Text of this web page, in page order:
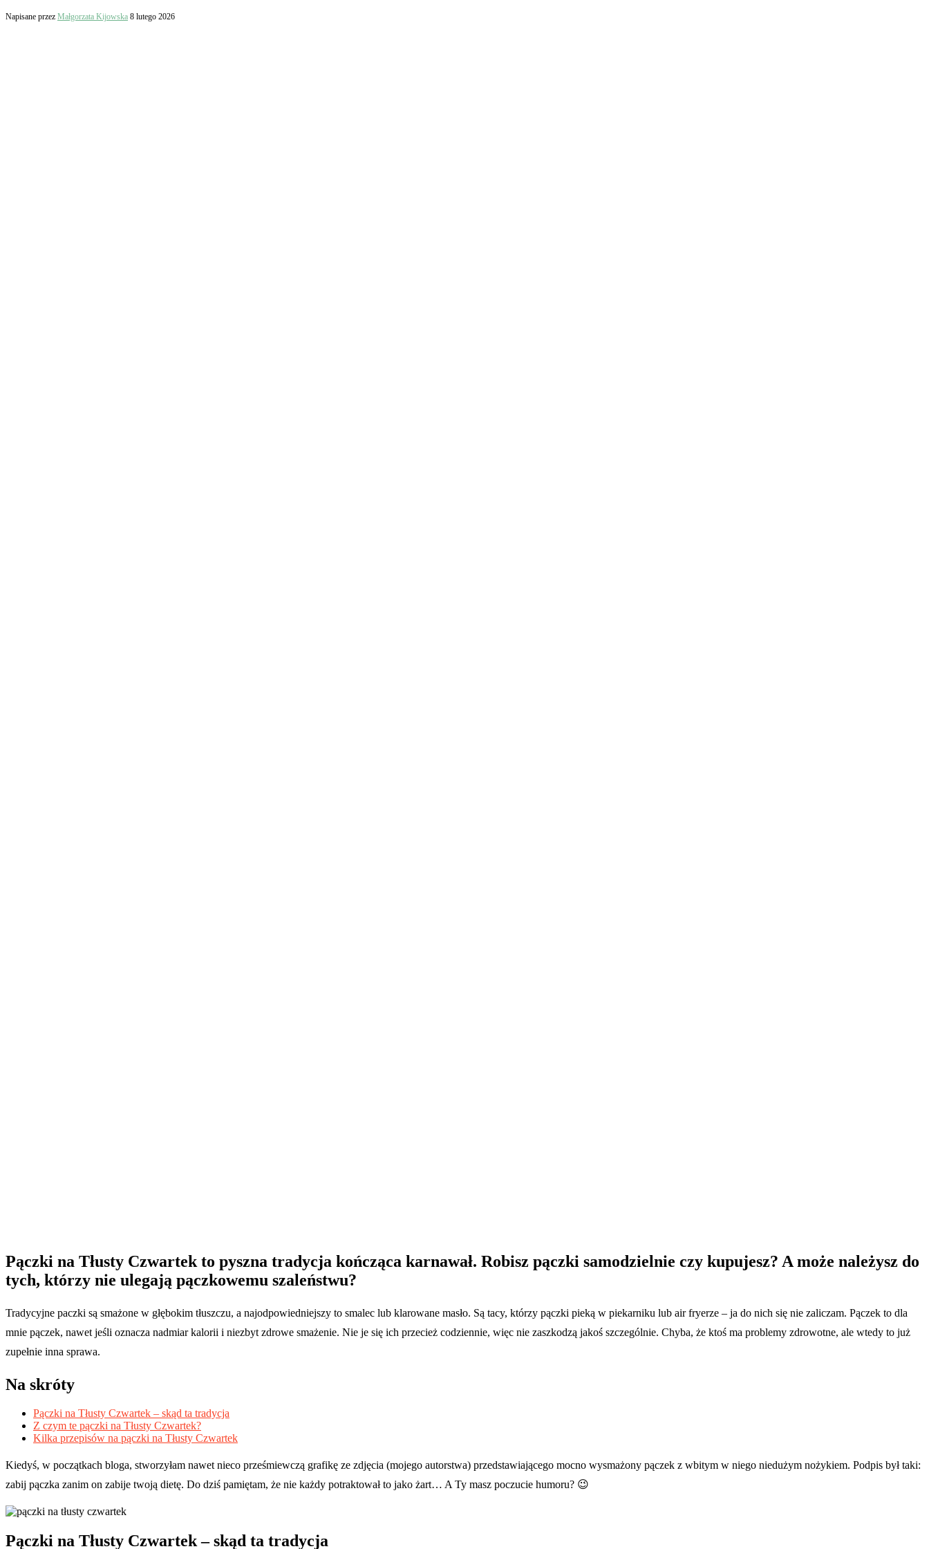
Napisane przez Małgorzata Kijowska 8 lutego 2026
Pączki na Tłusty Czwartek to pyszna tradycja kończąca karnawał. Robisz pączki samodzielnie czy kupujesz? A może należysz do
tych, którzy nie ulegają pączkowemu szaleństwu?
Tradycyjne paczki są smażone w głębokim tłuszczu, a najodpowiedniejszy to smalec lub klarowane masło. Są tacy, którzy pączki pieką w piekarniku lub air fryerze – ja do nich się nie zaliczam. Pączek to dla
mnie pączek, nawet jeśli oznacza nadmiar kalorii i niezbyt zdrowe smażenie. Nie je się ich przecież codziennie, więc nie zaszkodzą jakoś szczególnie. Chyba, że ktoś ma problemy zdrowotne, ale wtedy to już
zupełnie inna sprawa.
Na skróty
Pączki na Tłusty Czwartek – skąd ta tradycja
Z czym te pączki na Tłusty Czwartek?
Kilka przepisów na pączki na Tłusty Czwartek
Kiedyś, w początkach bloga, stworzyłam nawet nieco prześmiewczą grafikę ze zdjęcia (mojego autorstwa) przedstawiającego mocno wysmażony pączek z wbitym w niego niedużym nożykiem. Podpis był taki:
zabij pączka zanim on zabije twoją dietę. Do dziś pamiętam, że nie każdy potraktował to jako żart… A Ty masz poczucie humoru? 😉
Pączki na Tłusty Czwartek – skąd ta tradycja